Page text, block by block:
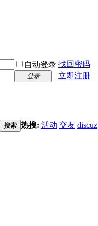
自动登录 找回密码
登录
立即注册
搜索 热搜: 活动 交友 discuz